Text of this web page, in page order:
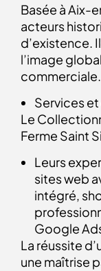
Basée à Aix-
acteurs
d’existence.
l’image
commerciale.
Services
Le
Ferme Saint
Leurs
sites web
intégré,
Google
La réussite
une maîtrise